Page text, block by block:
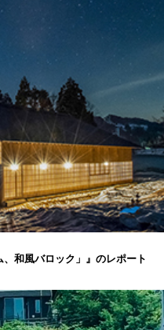
、和風バロック」』のレポート